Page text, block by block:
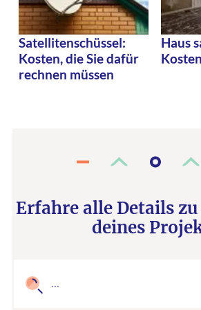
Satellitenschüssel:
Kosten, die Sie dafür
rechnen müssen
Haus
Erfahre alle Details
deines